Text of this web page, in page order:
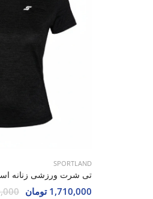
SPORTLAND
1,710,000 تومان